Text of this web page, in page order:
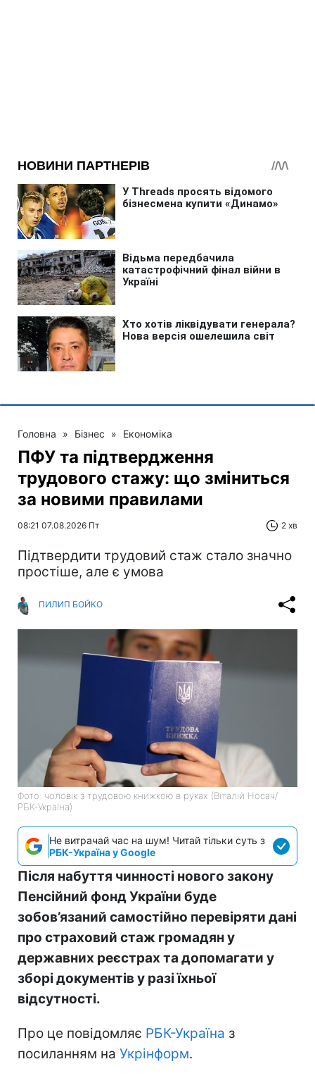
Головна » Бізнес » Економіка
ПФУ та підтвердження
трудового стажу: що зміниться
за новими правилами
08:21 07.08.2026 Пт 2 хв
Підтвердити трудовий стаж стало значно
простіше, але є умова
ПИЛИП БОЙКО
Фото: чоловік з трудовою книжкою в руках (Віталій Носач/
РБК-Україна)
Не витрачай час на шум! Читай тільки суть з
РБК-Україна у Google
Після набуття чинності нового закону
Пенсійний фонд України буде
зобов’язаний самостійно перевіряти дані
про страховий стаж громадян у
державних реєстрах та допомагати у
зборі документів у разі їхньої
відсутності.
Про це повідомляє РБК-Україна з
посиланням на Укрінформ.